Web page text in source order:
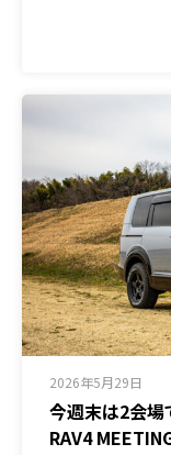
2026年5月29日
今週末は2会場
RAV4